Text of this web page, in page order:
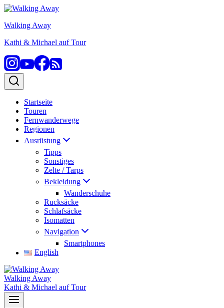
Zum
springen
Walking Away
Kathi & Michael auf Tour
Startseite
Touren
Fernwanderwege
Regionen
Ausrüstung
Tipps
Sonstiges
Zelte / Tarps
Bekleidung
Wanderschuhe
Rucksäcke
Schlafsäcke
Isomatten
Navigation
Smartphones
English
Walking Away
Kathi & Michael auf Tour